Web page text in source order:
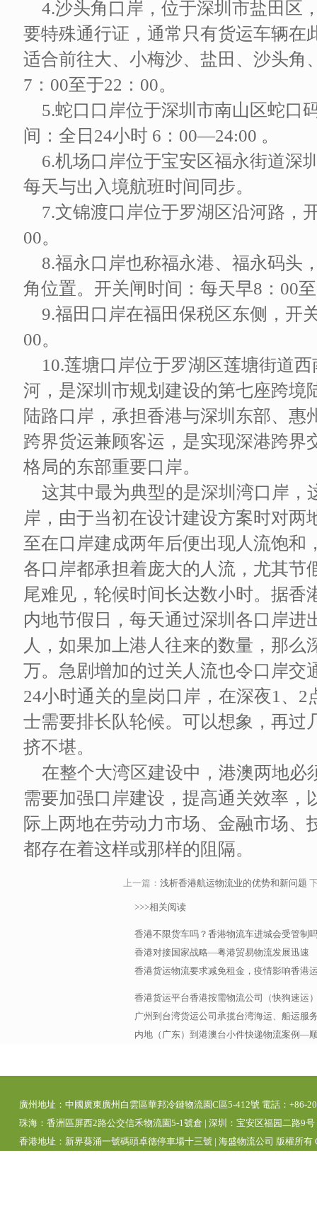
4.沙头角口岸，位于深圳市盐田区
要特殊通行证，通常只有货运车辆在
适合前往大、小梅沙、盐田、沙头角
7：00至于22：00。
5.蛇口口岸位于深圳市南山区蛇口
间：全日24小时 6：00—24:00 。
6.机场口岸位于宝安区福永街道深
每天与出入境航班时间同步。
7.文锦渡口岸位于罗湖区沿河路，
00。
8.福永口岸也称福永港、福永码头
角位置。开关闸时间：每天早8：00
9.福田口岸在福田保税区东侧，开
00。
10.莲塘口岸位于罗湖区莲塘街道
河，是深圳市规划建设的第七座跨境
陆路口岸，承担香港与深圳东部、惠
跨界货运兼顾客运，是实现深港跨界
格局的东部重要口岸。
这其中最为典型的是深圳湾口岸，
岸，由于当初在设计建设方案时对两
至在口岸建成两年后便出现人流饱和
各口岸都承担着庞大的人流，尤其节
尾难见，轮候时间长达数小时。据香
内地节假日，每天通过深圳各口岸进
人，如果加上港人往来的数量，那么
万。急剧增加的过关人流也令口岸交
24小时通关的皇岗口岸，在深夜1、
士需要排长队轮候。可以想象，再过
挤不堪。
在整个大湾区建设中，港澳两地必
需要加强口岸建设，提高通关效率，
际上两地在劳动力市场、金融市场、
都存在着这样或那样的阻隔。
上一篇：浅析香港航运物流业的优势和新问题
>>>相关阅读
香港不限货车吗？香港物流车进城会受管制
香港对接国家战略—粤港贸易物流发展迅速
香港货运物流要求减免租金，疫情影响香港
香港货运平台香港按需物流公司（快狗速运
广州到台湾货运公司承揽台湾海运、船运服
内地（广东）到港澳台小件快递物流案例—
廣州地址：中國廣東廣州白雲區華邦冷鏈物流園C區5-412號 電話：+86-
珠海：香洲區屏西2路公交信禾物流園5-1號倉 | 深圳：宝安区福园二路9
香港地址：新界葵涌一號碼頭卓德停車場十三號 | 海盛物流公司 版權所有